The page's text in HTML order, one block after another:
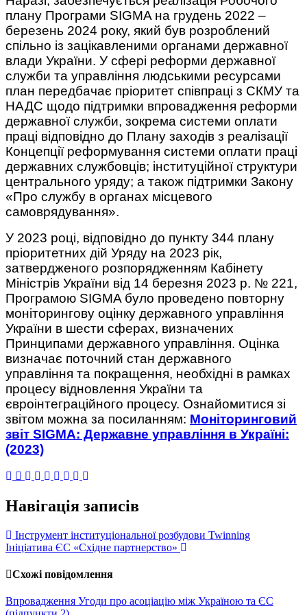
плану Програми SIGMA на грудень 2022 ‒
березень 2024 року, який був розроблений
спільно із зацікавленими органами державної
влади України. У сфері реформи державної
служби та управління людськими ресурсами
план передбачає пріоритет співпраці з СКМУ та
НАДС щодо підтримки впровадження реформи
державної служби, зокрема системи оплати
праці відповідно до Плану заходів з реалізації
Концепції реформування системи оплати праці
державних службовців; інституційної структури
центрального уряду; а також підтримки Закону
«Про службу в органах місцевого
самоврядування».
У 2023 році, відповідно до пункту 344 плану
пріоритетних дій Уряду на 2023 рік,
затвердженого розпорядженням Кабінету
Міністрів України від 14 березня 2023 р. № 221,
Програмою SIGMA було проведено повторну
моніторингову оцінку державного управління
України в шести сферах, визначених
Принципами державного управління. Оцінка
визначає поточний стан державного
управління та покращення, необхідні в рамках
процесу відновлення України та
євроінтеграційного процесу. Ознайомитися зі
звітом можна за посиланням: Моніторинговий
звіт SIGMA: Державне управління в Україні:
(2023)
Навігація записів
Інструмент інституціональної розбудови Twinning
Ініціатива ЄС «Східне партнерство»
Схожі повідомлення
Впровадження Угоди про асоціацію між Україною та ЄС